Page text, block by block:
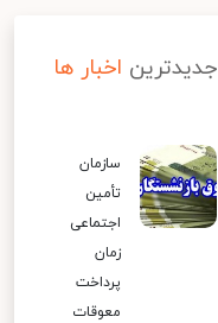
جدیدترین اخبار ها
سازمان
تأمین
اجتماعی
زمان
پرداخت
معوقات